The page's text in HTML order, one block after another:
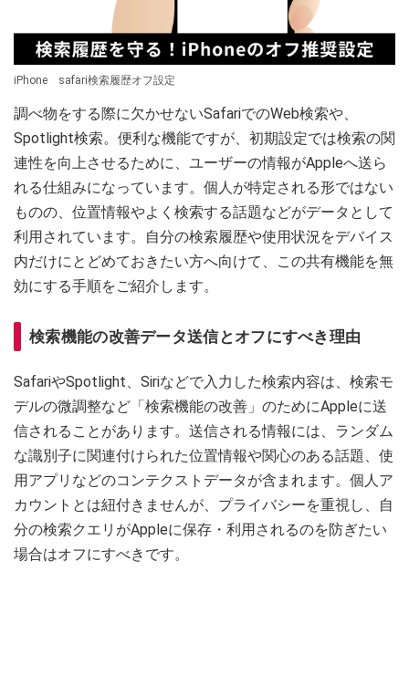
iPhone safari検索履歴オフ設定
調べ物をする際に欠かせないSafariでのWeb検索や、
Spotlight検索。便利な機能ですが、初期設定では検索の関
連性を向上させるために、ユーザーの情報がAppleへ送ら
れる仕組みになっています。個人が特定される形ではない
ものの、位置情報やよく検索する話題などがデータとして
利用されています。自分の検索履歴や使用状況をデバイス
内だけにとどめておきたい方へ向けて、この共有機能を無
効にする手順をご紹介します。
検索機能の改善データ送信とオフにすべき理由
SafariやSpotlight、Siriなどで入力した検索内容は、検索モ
デルの微調整など「検索機能の改善」のためにAppleに送
信されることがあります。送信される情報には、ランダム
な識別子に関連付けられた位置情報や関心のある話題、使
用アプリなどのコンテクストデータが含まれます。個人ア
カウントとは紐付きませんが、プライバシーを重視し、自
分の検索クエリがAppleに保存・利用されるのを防ぎたい
場合はオフにすべきです。